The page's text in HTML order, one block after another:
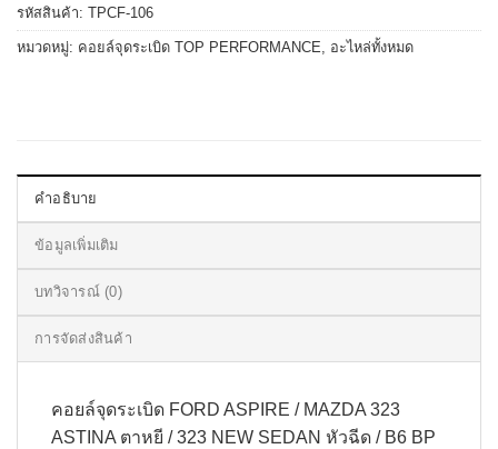
รหัสสินค้า: TPCF-106
หมวดหมู่: คอยล์จุดระเบิด TOP PERFORMANCE, อะไหล่ทั้งหมด
คำอธิบาย
ข้อมูลเพิ่มเติม
บทวิจารณ์ (0)
การจัดส่งสินค้า
คอยล์จุดระเบิด FORD ASPIRE / MAZDA 323
ASTINA ตาหยี / 323 NEW SEDAN หัวฉีด / B6 BP